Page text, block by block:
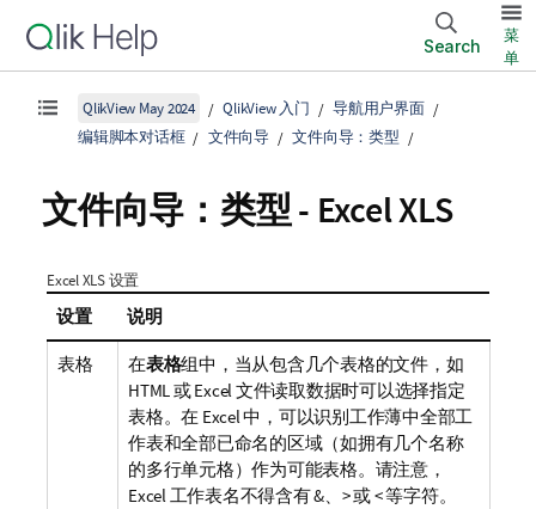
Search
菜
单
QlikView May 2024 QlikView 入门
导航用户界面
编辑脚本对话框
文件向导 文件向导：类型
文件向导：类型 - Excel XLS
Excel XLS 设置
设置 说明
表格 在表格组中，当从包含几个表格的文件，如
HTML 或 Excel 文件读取数据时可以选择指定
表格。在 Excel 中，可以识别工作薄中全部工
作表和全部已命名的区域（如拥有几个名称
的多行单元格）作为可能表格。请注意，
Excel 工作表名不得含有 &、> 或 < 等字符。